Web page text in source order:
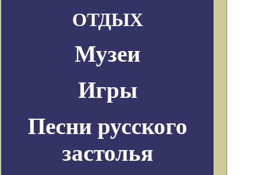
ОТДЫХ
Музеи
Игры
Песни русского
застолья